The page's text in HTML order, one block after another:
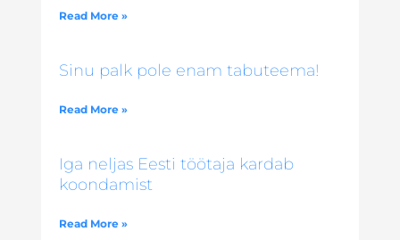
Read More »
Sinu palk pole enam tabuteema!
Read More »
Iga neljas Eesti töötaja kardab
koondamist
Read More »